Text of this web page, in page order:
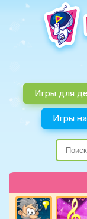
Игры для
Игры